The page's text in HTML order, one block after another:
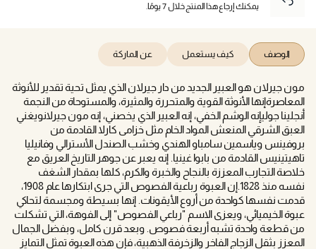
يمكنك إرجاع هذا المنتج خلال 7 يومًا.
الوصف كيف يستعمل عن الماركة
مون جيرلان هو العبير الجديد من دار جيرلان الذي يمثل تحية تقدير للأنوثة
المعاصرةإنها الأنوثة القوية والمتحررة والمثيرة، والمستوحاة من النجمة
أنجلينا جوليإنه الوشم الخفي، إنه العبير الذي يخصني، إنه مون جيرلانويغني
العبق الشرقي المنعش المواد الخام مثل خزامى كارلا القادمة من
بروفينس وياسمين سامباو الهندي وخشب الصندل الأسترالي وفانيليا
تاهيتينيس القادمة من بابوا غينيا. إنه يعبر عن جوهر التاريخ العريق مع
خلاصة التجارب المعززة بالنجاح والخبرة والكرم، كلها بمقدار الشغف
نفسه منذ 1828.إن العبوة رباعية الفصوص التي جرى ابتكارها عام 1908،
قدمت نفسها كواحدة من أروع الأيقونات. إنها بسيطة ومجسمة لتحاكي
عبوة الخيميائي، ويعزى الاسم "رباعي الفصوص" إلى الفوهة، التي تشكلت
من قطعة واحدة تشبه أربعة فصوص. وبعد قرن كامل، وبفضل الجمال
المعزز بثقل الزجاج الفاخر والزخرفة الذهبية، فإن هذه العبوة تمثل التمايز